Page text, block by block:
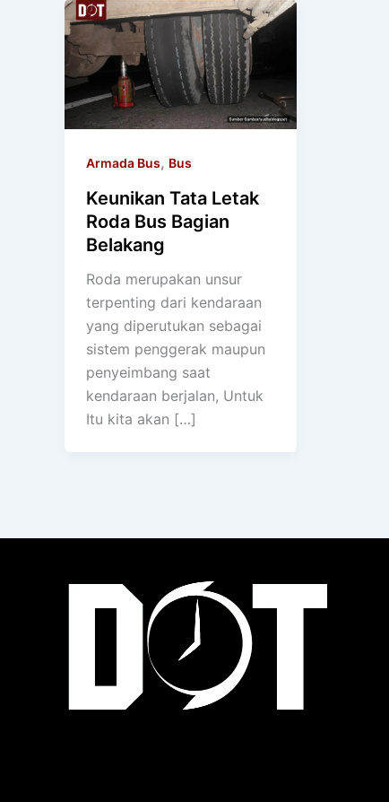
Armada Bus, Bus
Keunikan Tata Letak
Roda Bus Bagian
Belakang
Roda merupakan unsur
terpenting dari kendaraan
yang diperutukan sebagai
sistem penggerak maupun
penyeimbang saat
kendaraan berjalan, Untuk
Itu kita akan […]